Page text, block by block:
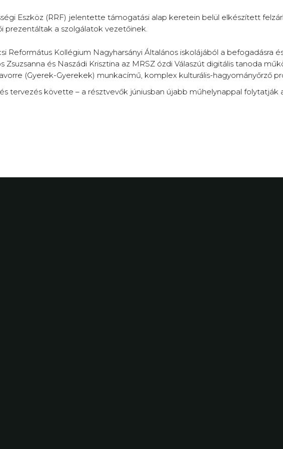
Eszköz (RRF) jelentette támogatási alap keretein belül elkészített
a szolgálatok vezetőinek.
Református Kollégium Nagyharsányi Általános iskolájából a befogadásra
és Naszádi Krisztina az MRSZ ózdi Válaszút digitális tanoda
(Gyerek-Gyerekek) munkacímű, komplex kulturális-hagyományőrző
tervezés követte – a résztvevők júniusban újabb műhelynappal folytatják